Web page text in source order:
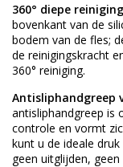
360° diepe
bovenkant van de
bodem van de fles;
de reinigingskracht
360° reiniging.
Antisliphandgreep
antisliphandgreep is
controle en vormt
kunt u de ideale
geen uitglijden,